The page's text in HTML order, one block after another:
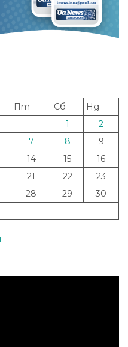
Пт Сб
Нд
1
2
7 8
9
14 15
16
21 22
23
28 29
30